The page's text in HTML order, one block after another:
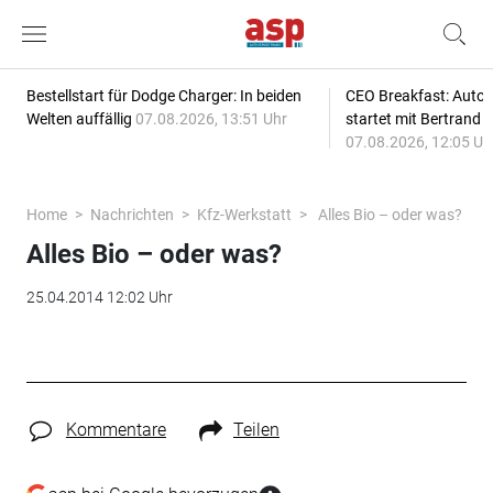
Bestellstart für Dodge Charger: In beiden
Welten auffällig 07.08.2026, 13:51 Uhr
CEO Breakfast:
startet mit Bertrand
07.08.2026, 12:05
Home Nachrichten Kfz-Werkstatt Alles Bio – oder was?
Alles Bio – oder was?
25.04.2014 12:02 Uhr
Kommentare Teilen